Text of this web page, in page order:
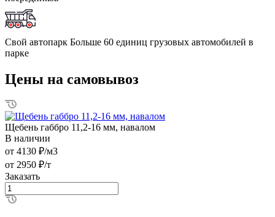
Свой автопарк Больше 60 единиц грузовых автомобилей в
парке
Цены на самовывоз
Щебень габбро 11,2-16 мм, навалом
В наличии
от 4130 ₽/м3
от 2950 ₽/т
Заказать